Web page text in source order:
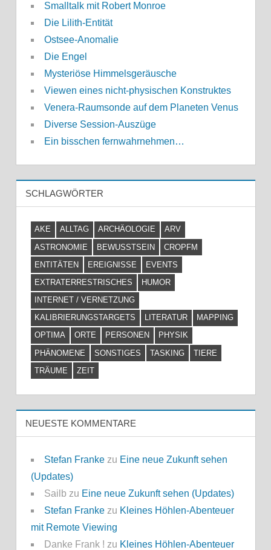
Smalltalk mit Robert Monroe
Die Lilith-Entität
Ostsee-Anomalie
Die Engel
Mysteriöse Himmelsgeräusche
Viewen eines nicht-physischen Konstruktes
Venera-Raumsonde auf dem Planeten Venus
Diverse Session-Auszüge
Ein bisschen fernwahrnehmen…
SCHLAGWÖRTER
AKE ALLTAG ARCHÄOLOGIE
ARV
ASTRONOMIE
BEWUSSTSEIN
CROPFM
ENTITÄTEN
EREIGNISSE
EVENTS
EXTRATERRESTRISCHES
HUMOR
INTERNET / VERNETZUNG
KALIBRIERUNGSTARGETS
LITERATUR
MAPPING
OPTIMA
ORTE PERSONEN
PHYSIK
PHÄNOMENE
SONSTIGES TASKING
TIERE
TRÄUME
ZEIT
NEUESTE KOMMENTARE
Stefan Frankezu Eine neue Zukunft sehen
(Updates)
Sailb zu Eine neue Zukunft sehen (Updates)
Stefan Frankezu Kleines Höhlen-Abenteuer
mit Remote Viewing
Danke Frank ! zu Kleines Höhlen-Abenteuer